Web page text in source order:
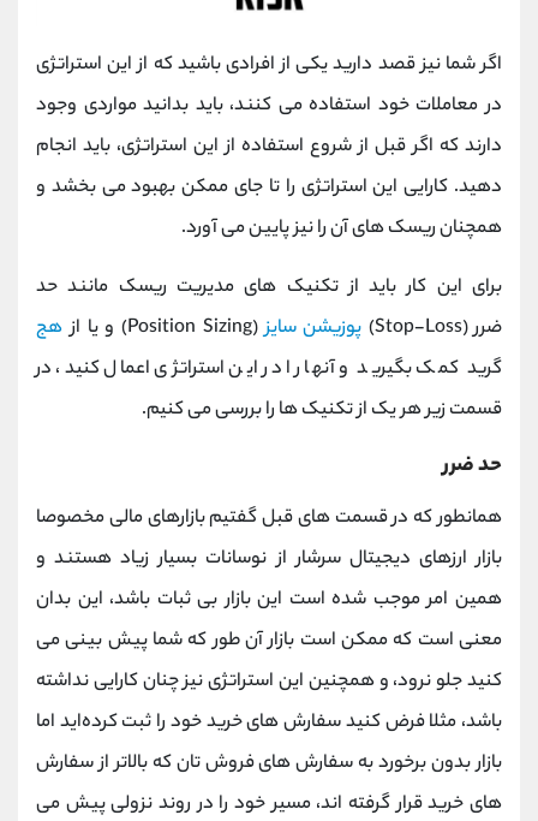
اگر شما نیز قصد دارید یکی از افرادی باشید که از این استراتژی
در معاملات خود استفاده می کنند، باید بدانید مواردی وجود
دارند که اگر قبل از شروع استفاده از این استراتژی، باید انجام
دهید. کارایی این استراتژی را تا جای ممکن بهبود می بخشد و
همچنان ریسک های آن را نیز پایین می آورد.
برای این‌ کار باید از تکنیک‌ های مدیریت ریسک مانند حد
ضرر(Stop-Loss) پوزیشن سایز(Position Sizing) و یا ازهج
گرید کمک بگیرید و آنها را در این استراتژی اعمال کنید، در
قسمت زیر هر یک از تکنیک ها را بررسی می کنیم.
حد ضرر
همانطور که در قسمت های قبل گفتیم بازارهای مالی مخصوصا
بازار ارزهای دیجیتال سرشار از نوسانات بسیار زیاد هستند و
همین امر موجب شده است این بازار بی ثبات باشد، این بدان
معنی است که ممکن است بازار آن طور که شما پیش بینی می
کنید جلو نرود، و همچنین این استراتژی نیز چنان کارایی نداشته
باشد، مثلا فرض کنید سفارش‌ های خرید خود را ثبت کرده‌اید اما
بازار بدون برخورد به سفارش‌ های فروش ‌تان که بالاتر از سفارش
‌های خرید قرار گرفته ‌اند، مسیر خود را در روند نزولی پیش می